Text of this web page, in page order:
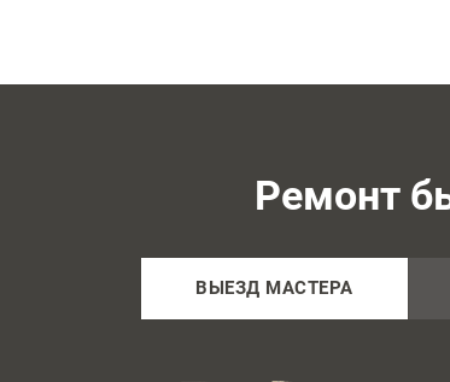
Ремонт
ВЫЕЗД МАСТЕРА